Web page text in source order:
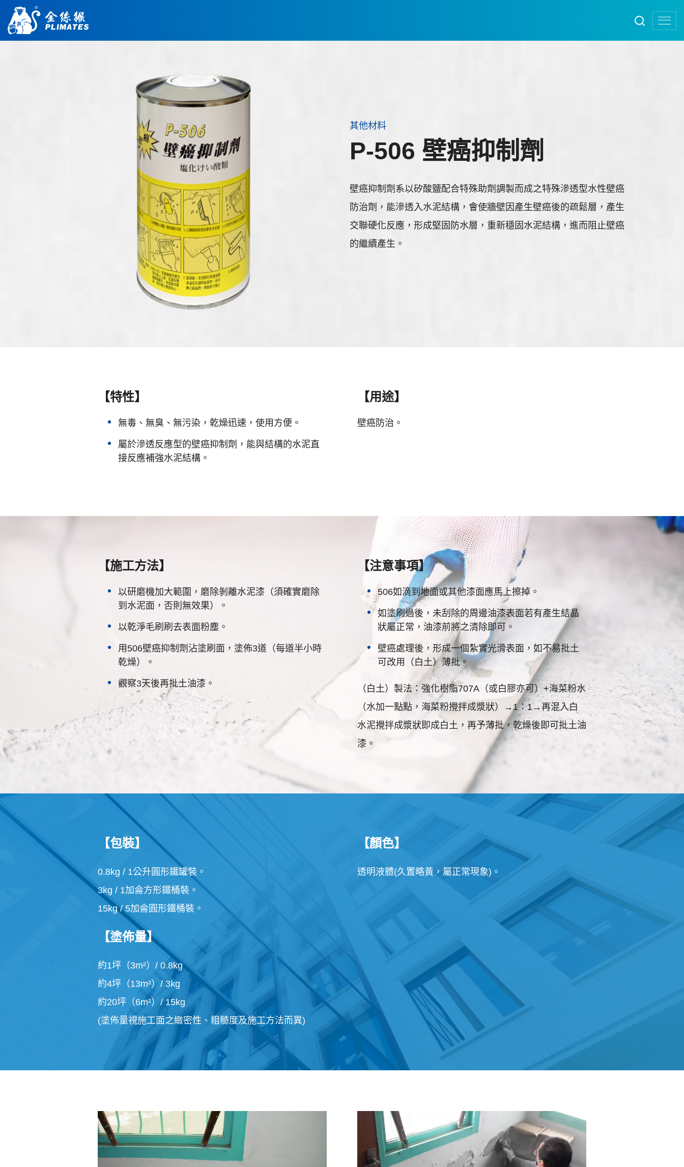
其他材料
P-506 壁癌抑制劑
壁癌抑制劑系以矽酸鹽配合特殊助劑調製而成之特殊滲透型水性壁癌
防治劑，能滲透入水泥結構，會使牆壁因產生壁癌後的疏鬆層，產生
交聯硬化反應，形成堅固防水層，重新穩固水泥結構，進而阻止壁癌
的繼續產生。
【特性】
無毒、無臭、無污染，乾燥迅速，使用方便。
屬於滲透反應型的壁癌抑制劑，能與結構的水泥直
接反應補強水泥結構。
【用途】
壁癌防治。
【施工方法】
以研磨機加大範圍，磨除剝離水泥漆（須確實磨除
到水泥面，否則無效果）。
以乾淨毛刷刷去表面粉塵。
用506壁癌抑制劑沾塗刷面，塗佈3道（每道半小時
乾燥）。
觀察3天後再批土油漆。
【注意事項】
506如滴到地面或其他漆面應馬上擦掉。
如塗刷過後，未刮除的周邊油漆表面若有產生結晶
狀屬正常，油漆前將之清除即可。
壁癌處理後，形成一個紮實光滑表面，如不易批土
可改用（白土）薄批。
（白土）製法：強化樹脂707A（或白膠亦可）+海菜粉水
（水加一點點，海菜粉攪拌成漿狀）→1：1→再混入白
水泥攪拌成漿狀即成白土，再予薄批，乾燥後即可批土油
漆。
【包裝】
0.8kg / 1公升圓形鐵罐裝。
3kg / 1加侖方形鐵桶裝。
15kg / 5加侖圓形鐵桶裝。
【顏色】
透明液體(久置略黃，屬正常現象)。
【塗佈量】
約1坪（3m²）/ 0.8kg
約4坪（13m²）/ 3kg
約20坪（6m²）/ 15kg
(塗佈量視施工面之緻密性、粗糙度及施工方法而異)